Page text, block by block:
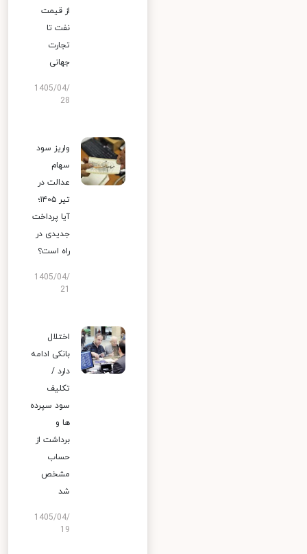
از قیمت
نفت تا
تجارت
جهانی
1405/04/
28
واریز سود
سهام
عدالت در
تیر ۱۴۰۵؛
آیا پرداخت
جدیدی در
راه است؟
1405/04/
اختلال
بانکی ادامه
دارد /
تکلیف
سود سپرده
ها و
برداشت از
حساب
مشخص
شد
1405/04/
19